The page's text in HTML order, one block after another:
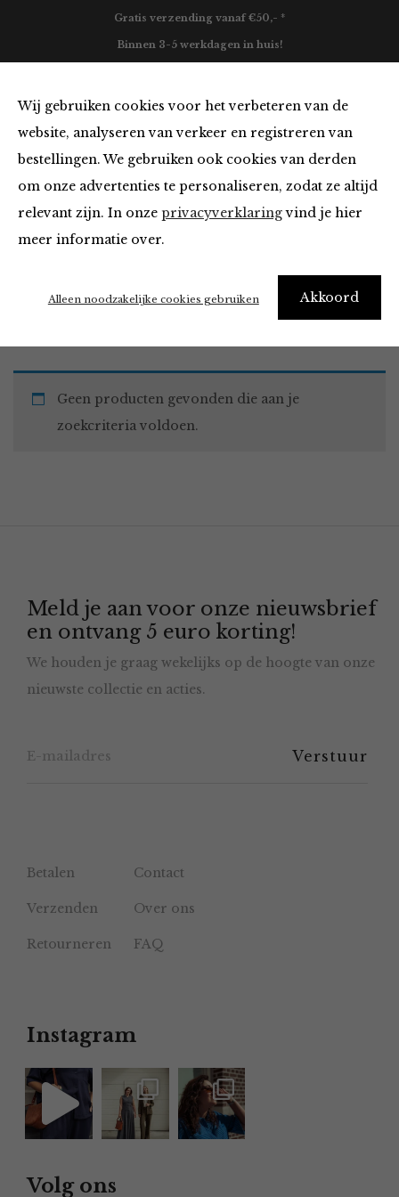
Wij gebruiken cookies voor het verbeteren van de
website, analyseren van verkeer en registreren van
bestellingen. We gebruiken ook cookies van derden
om onze advertenties te personaliseren, zodat ze altijd
relevant zijn. In onze privacyverklaringvind je hier
meer informatie over.
Akkoord
Alleen noodzakelijke cookies gebruiken
Gratis verzending vanaf €50,- *
Binnen 3-5 werkdagen in huis!
Must Haves
Home Winkel Accessoires Must Haves
Geen producten gevonden die aan je
zoekcriteria voldoen.
Meld je aan voor onze nieuwsbrief
en ontvang 5 euro korting!
We houden je graag wekelijks op de hoogte van onze
nieuwste collectie en acties.
Betalen Contact
Verzenden Over ons
Retourneren FAQ
Instagram
Volg ons